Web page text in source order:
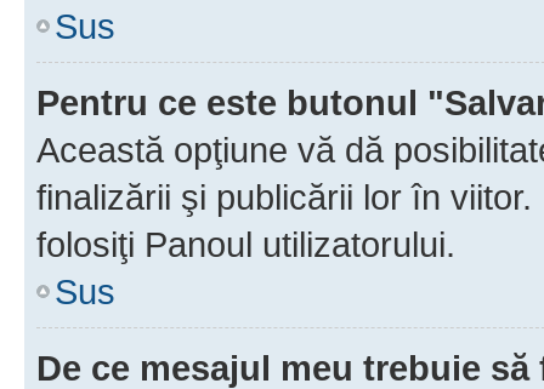
Sus
Pentru ce este butonul
Această opţiune vă dă
finalizării şi publicării lor în
folosiţi Panoul utilizatorului.
Sus
De ce mesajul meu trebuie